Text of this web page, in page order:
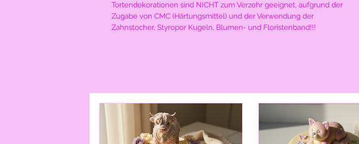
Tortendekorationen sind NICHT zum Verzehr geeignet, aufgrund der
Zugabe von CMC (Härtungsmittel) und der Verwendung der
Zahnstocher, Styropor Kugeln, Blumen- und Floristenband!!!